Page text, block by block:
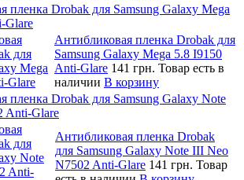
пленка Drobak для Samsung Galaxy Mega
Glare
Антибликовая пленка Drobak для
Samsung Galaxy Mega 5.8 I9150
Anti-Glare 141 грн. Товар есть в
наличии В корзину
пленка Drobak для Samsung Galaxy Note
Anti-Glare
Антибликовая пленка Drobak
для Samsung Galaxy Note III Neo
N7502 Anti-Glare 141 грн. Товар